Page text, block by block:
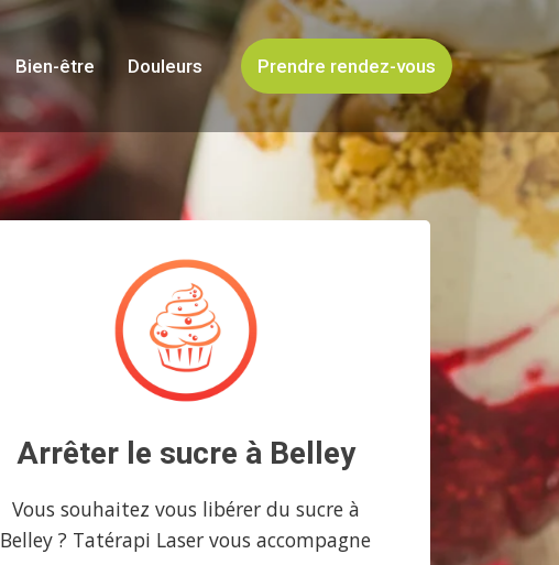
Bien-être Douleurs Prendre rendez-vous
Arrêter le sucre à Belley
Vous souhaitez vous libérer du sucre à
Belley ? Tatérapi Laser vous accompagne